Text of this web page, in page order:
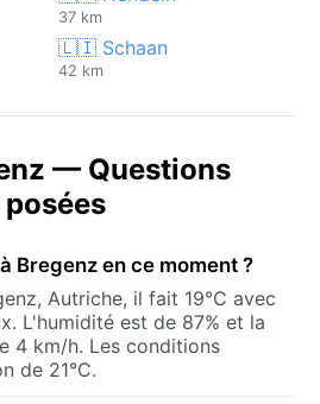
37 km
🇱🇮 Schaan
42 km
— Questions
Bregenz en ce moment ?
Autriche, il fait 19°C avec
L'humidité est de 87% et la
4 km/h. Les conditions
de 21°C.